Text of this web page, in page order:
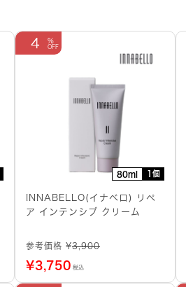
80ml 1個
4
INNABELLO(イナベロ) リペ
ア インテンシブ クリーム
参考価格 ¥3,900
¥3,750 税込